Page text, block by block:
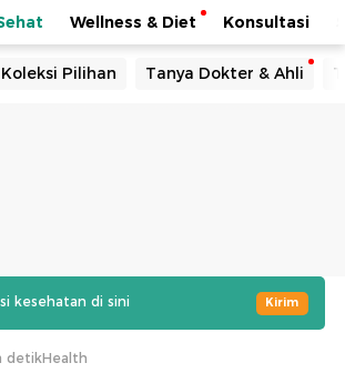
Wellness & Diet Konsultasi
Koleksi Pilihan Tanya Dokter & Ahli
kesehatan di sini Kirim
detikHealth